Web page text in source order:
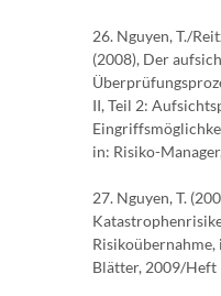
26. Nguyen, T./
(2008), Der
II, Teil 2:
in: Risiko-
27. Nguyen, T.
Blätter, 2009/Heft